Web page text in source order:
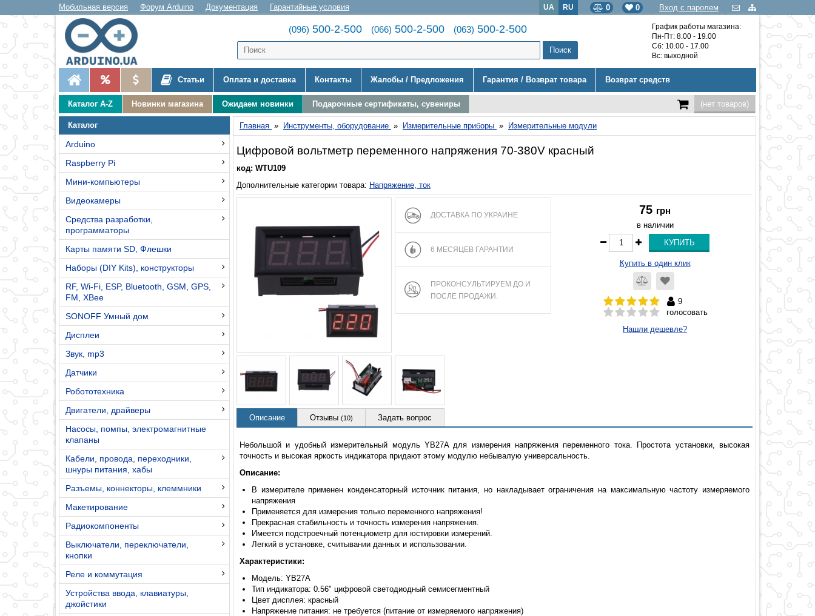
Мобильная версия Форум Arduino Документация Гарантийные условия Вход с паролем
0
0
UA RU
(096) 500-2-500 (066) 500-2-500 (063) 500-2-500
График работы магазина:
Пн-Пт: 8.00 - 19.00
Сб: 10.00 - 17.00
Вс: выходной
Статьи Оплата и доставка Контакты Жалобы / Предложения Гарантия / Возврат товара Возврат средств
Каталог A-Z Новинки магазина Ожидаем новинки Подарочные сертификаты, сувениры (нет товаров)
Каталог
Arduino
Raspberry Pi
Мини-компьютеры
Видеокамеры
Средства разработки,
программаторы
Карты памяти SD, Флешки
Наборы (DIY Kits), конструкторы
RF, Wi-Fi, ESP, Bluetooth, GSM, GPS,
FM, XBee
SONOFF Умный дом
Дисплеи
Звук, mp3
Датчики
Робототехника
Двигатели, драйверы
Насосы, помпы, электромагнитные
клапаны
Кабели, провода, переходники,
шнуры питания, хабы
Разъемы, коннекторы, клеммники
Макетирование
Радиокомпоненты
Выключатели, переключатели,
кнопки
Реле и коммутация
Устройства ввода, клавиатуры,
джойстики
Главная » Инструменты, оборудование » Измерительные приборы » Измерительные модули
Цифровой вольтметр переменного напряжения 70-380V красный
код: WTU109
Дополнительные категории товара: Напряжение, ток
ДОСТАВКА ПО УКРАИНЕ
6 МЕСЯЦЕВ ГАРАНТИИ
ПРОКОНСУЛЬТИРУЕМ ДО И
ПОСЛЕ ПРОДАЖИ.
75 грн
в наличии
Купить в один клик
9
голосовать
Нашли дешевле?
Описание Отзывы (10) Задать вопрос
Небольшой и удобный измерительный модуль YB27A для измерения напряжения переменного тока. Простота установки, высокая
точность и высокая яркость индикатора придают этому модулю небывалую универсальность.
Описание:
В измерителе применен конденсаторный источник питания, но накладывает ограничения на максимальную частоту измеряемого
напряжения
Применяется для измерения только переменного напряжения!
Прекрасная стабильность и точность измерения напряжения.
Имеется подстроечный потенциометр для юстировки измерений.
Легкий в установке, считывании данных и использовании.
Характеристики:
Модель: YB27A
Тип индикатора: 0.56" цифровой светодиодный семисегментный
Цвет дисплея: красный
Напряжение питания: не требуется (питание от измеряемого напряжения)